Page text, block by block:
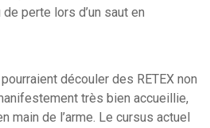
de perte lors d’un saut en
découler des RETEX non
très bien accueillie,
main de l’arme. Le cursus actuel